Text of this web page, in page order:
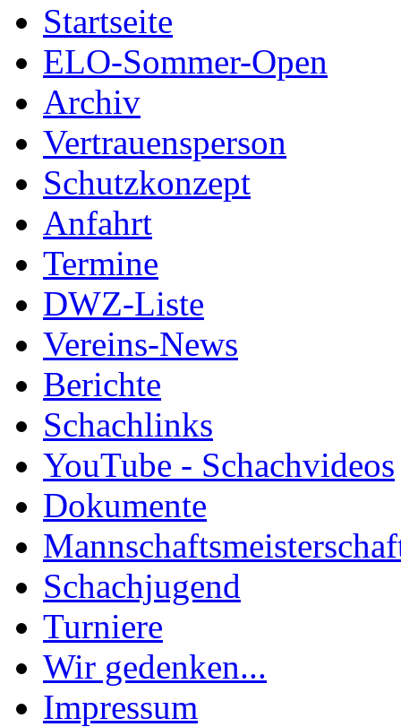
Startseite
ELO-Sommer-Open
Archiv
Vertrauensperson
Schutzkonzept
Anfahrt
Termine
DWZ-Liste
Vereins-News
Berichte
Schachlinks
YouTube - Schachvideos
Dokumente
Schachjugend
Turniere
Wir gedenken...
Impressum